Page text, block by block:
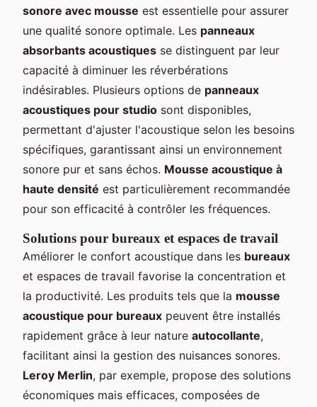
sonore avec mousse est essentielle pour assurer
une qualité sonore optimale. Les panneaux
absorbants acoustiques se distinguent par leur
capacité à diminuer les réverbérations
indésirables. Plusieurs options de panneaux
acoustiques pour studio sont disponibles,
permettant d'ajuster l'acoustique selon les besoins
spécifiques, garantissant ainsi un environnement
sonore pur et sans échos. Mousse acoustique à
haute densité est particulièrement recommandée
pour son efficacité à contrôler les fréquences.
Solutions pour bureaux et espaces de travail
Améliorer le confort acoustique dans les bureaux
et espaces de travail favorise la concentration et
la productivité. Les produits tels que la mousse
acoustique pour bureaux peuvent être installés
rapidement grâce à leur nature autocollante,
facilitant ainsi la gestion des nuisances sonores.
Leroy Merlin, par exemple, propose des solutions
économiques mais efficaces, composées de